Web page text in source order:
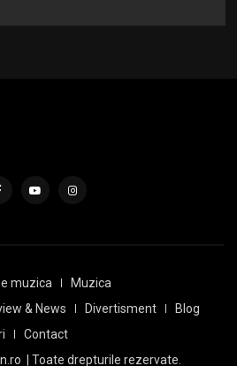
muzica
Muzica
& News
Divertisment
Blog
Contact
| Toate drepturile rezervate.